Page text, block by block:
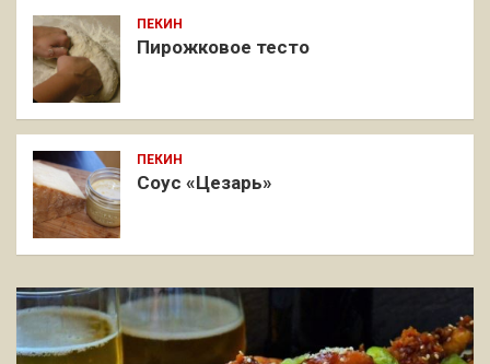
ПЕКИН
Пирожковое тесто
ПЕКИН
Соус «Цезарь»